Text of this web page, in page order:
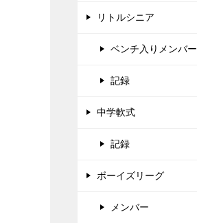
リトルシニア
ベンチ入りメンバー
記録
中学軟式
記録
ボーイズリーグ
メンバー